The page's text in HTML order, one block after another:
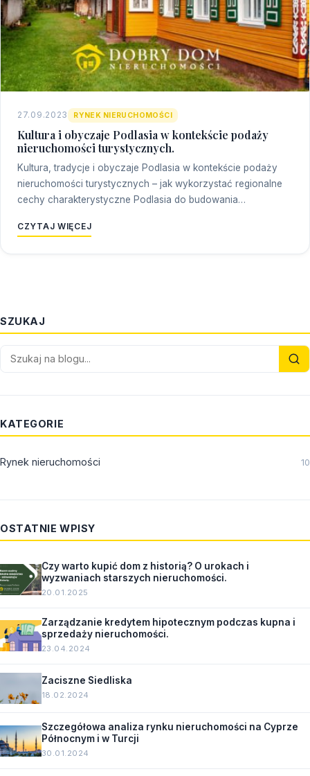
27.09.2023 RYNEK NIERUCHOMOŚCI
Kultura i obyczaje Podlasia w kontekście podaży
nieruchomości turystycznych.
Kultura, tradycje i obyczaje Podlasia w kontekście podaży
nieruchomości turystycznych – jak wykorzystać regionalne
cechy charakterystyczne Podlasia do budowania…
CZYTAJ WIĘCEJ
SZUKAJ
KATEGORIE
Rynek nieruchomości 10
OSTATNIE WPISY
Czy warto kupić dom z historią? O urokach i
wyzwaniach starszych nieruchomości.
20.01.2025
Zarządzanie kredytem hipotecznym podczas kupna i
sprzedaży nieruchomości.
23.04.2024
Zaciszne Siedliska
18.02.2024
Szczegółowa analiza rynku nieruchomości na Cyprze
Północnym i w Turcji
30.01.2024